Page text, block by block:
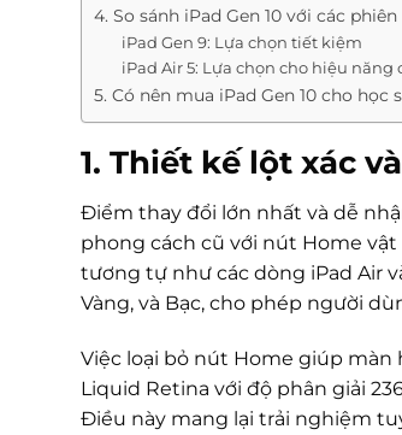
4. So sánh iPad Gen 10 với các
iPad Gen 9: Lựa chọn tiết kiệm
iPad Air 5: Lựa chọn cho hiệu năng
5. Có nên mua iPad Gen 10 cho học
1. Thiết kế lột xác
Điểm thay đổi lớn nhất và dễ
phong cách cũ với nút Home
tương tự như các dòng iPad Air
Vàng, và Bạc, cho phép người
Việc loại bỏ nút Home giúp màn
Liquid Retina với độ phân giải
Điều này mang lại trải nghiệm